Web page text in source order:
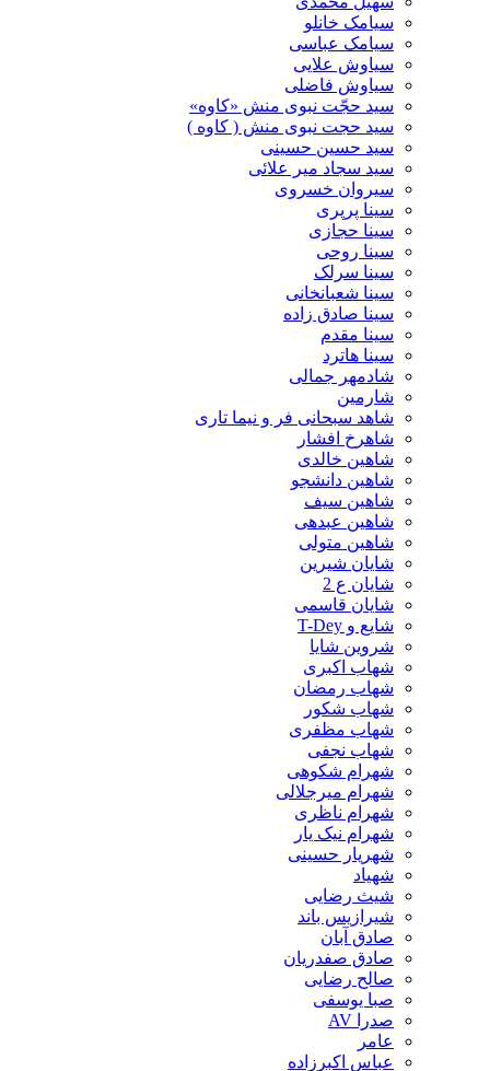
سیامک خانلو
سیامک عباسی
سیاوش علایی
سیاوش فاضلی
سید حجّت نبوی منش «کاوه»
سید حجت نبوی منش ( کاوه )
سید حسین حسینى
سید سجاد میر علائی
سیروان خسروی
سینا پرپری
سینا حجازی
سینا روحی
سینا سرلک
سینا شعبانخانی
سینا صادق زاده
سینا مقدم
سینا هاترد
شادمهر جمالی
شارمین
شاهد سبحانی فر و نیما تاری
شاهرخ افشار
شاهین خالدی
شاهین دانشجو
شاهین سیف
شاهین عبدهی
شاهین متولی
شایان شیرین
شایان ع 2
شایان قاسمی
شایع و T-Dey
شروین شایا
شهاب اکبری
شهاب رمضان
شهاب شکور
شهاب مظفری
شهاب نجفی
شهرام شکوهی
شهرام میرجلالی
شهرام ناظری
شهرام نیک یار
شهریار حسینی
شهیاد
شیث رضایی
شیرازیس باند
صادق آبان
صادق صفدریان
صالح رضایی
صبا یوسفی
صدرا AV
عامر
عباس اکبرزاده